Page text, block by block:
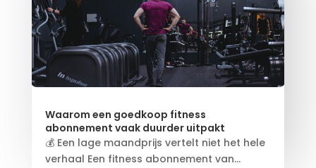
Waarom een goedkoop fitness
abonnement vaak duurder uitpakt
💰 Een lage maandprijs vertelt niet het hele
verhaal Een fitness abonnement van...